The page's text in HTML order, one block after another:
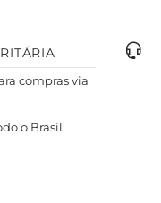
compras via
o Brasil.